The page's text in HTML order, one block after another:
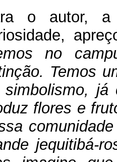
o autor, a
no
Temos
simbolismo,
flores e
jequitibá-